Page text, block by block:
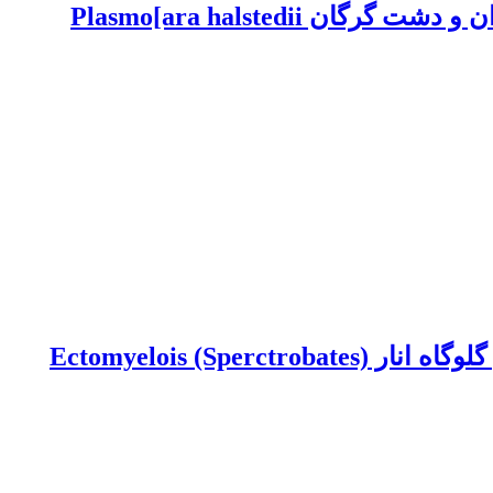
شناسایی نژادهای فیزیولوژیک قارچ عامل بیماری سفیدک داخلی آفتابگردان در استان مازندران و دشت گرگان Plasmo[ara halstedii
بررسی نتایج کاربرد زنبور پارازیتوئید Trichogramma embryophagum Hartig در کنترل کرم گلوگاه انار Ectomyelois (Sperctrobates)